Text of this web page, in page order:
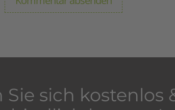
Sie sich kostenlos